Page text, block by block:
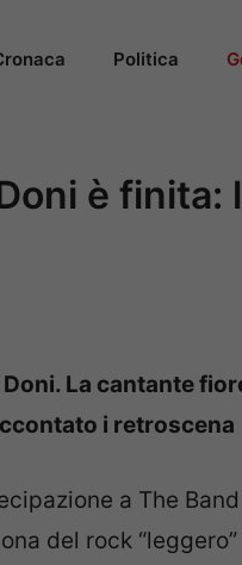
Politica
è finita:
La cantante
i retroscena
a The
del rock “leggero”